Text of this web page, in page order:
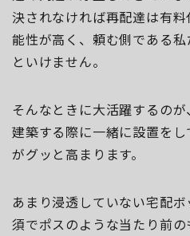
決されなければ再配達は有
能性が高く、頼む側である
といけません。
そんなときに大活躍するの
建築する際に一緒に設置を
がグッと高まります。
あまり浸透していない宅配
須でポスのような当たり前の